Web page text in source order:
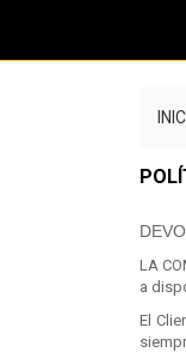
LA
a
El